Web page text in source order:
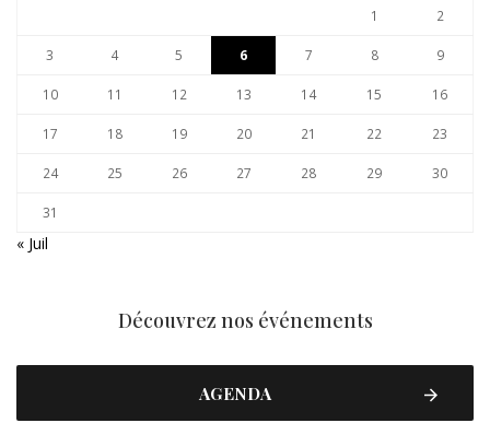
1 2
3 4 5 6 7 8 9
10 11 12 13 14 15 16
17 18 19 20 21 22 23
24 25 26 27 28 29 30
31
« Juil
Découvrez nos événements
AGENDA